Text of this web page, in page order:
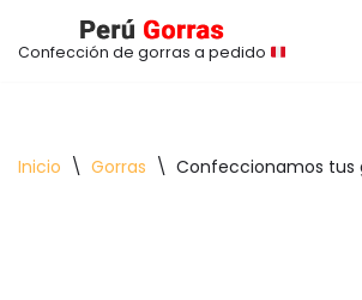
Saltar
Confección de gorras a pedido
Inicio \ Gorras \ Confeccionamos tus